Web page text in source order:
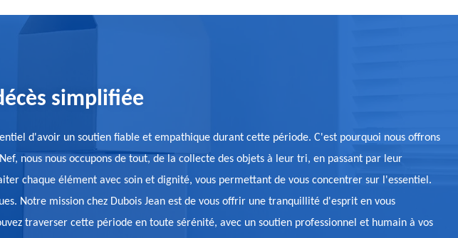
simplifiée
d'avoir un soutien fiable et empathique durant cette période. C'est pourquoi nous offrons
nous nous occupons de tout, de la collecte des objets à leur tri, en passant par leur
chaque élément avec soin et dignité, vous permettant de vous concentrer sur l'essentiel.
Notre mission chez Dubois Jean est de vous offrir une tranquillité d'esprit en vous
traverser cette période en toute sérénité, avec un soutien professionnel et humain à vos